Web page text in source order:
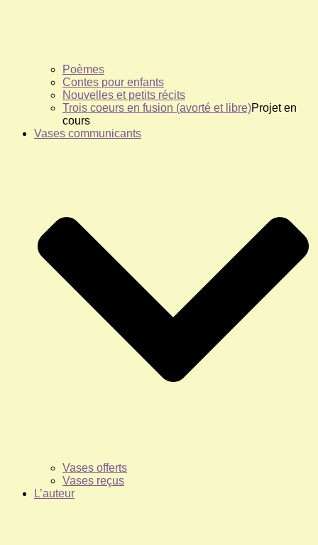
Poèmes
Contes pour enfants
Nouvelles et petits récits
Trois coeurs en fusion (avorté et libre)Projet en
cours
Vases communicants
Vases offerts
Vases reçus
L’auteur